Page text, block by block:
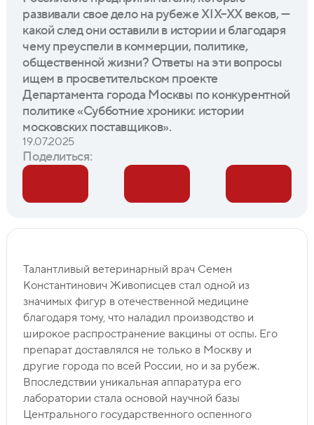
развивали свое дело на рубеже XIX–XX веков, —
какой след они оставили в истории и благодаря
чему преуспели в коммерции, политике,
общественной жизни? Ответы на эти вопросы
ищем в просветительском проекте
Департамента города Москвы по конкурентной
политике «Субботние хроники: истории
московских поставщиков».
19.07.2025
Поделиться:
Талантливый ветеринарный врач Семен
Константинович Живописцев стал одной из
значимых фигур в отечественной медицине
благодаря тому, что наладил производство и
широкое распространение вакцины от оспы. Его
препарат доставлялся не только в Москву и
другие города по всей России, но и за рубеж.
Впоследствии уникальная аппаратура его
лаборатории стала основой научной базы
Центрального государственного оспенного